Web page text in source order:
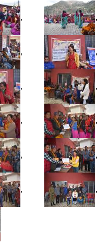
, ,
, ,
, ,
, ,
, ,
, ,